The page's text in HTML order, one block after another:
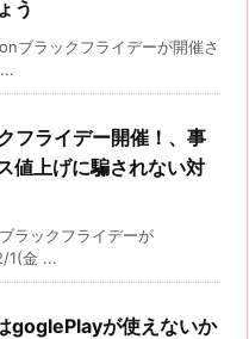
う
ブラックフライデーが開催さ
フライデー開催！、事
値上げに騙されない対
ラックフライデーが
1(金 ...
goglePlayが使えないか